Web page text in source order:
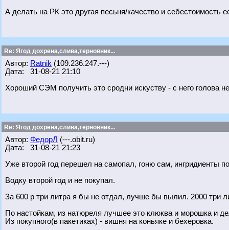
А делать на РК это другая песьня/качество и себестоимость
Re: Ягод дохрена,слива,терновник...
Автор: Ratnik (109.236.247.---)
Дата: 31-08-21 21:10
Хороший СЭМ получить это сродни искуству - с него голова
Re: Ягод дохрена,слива,терновник...
Автор: ФедорЛ (---.obit.ru)
Дата: 31-08-21 21:23
Уже второй год перешел на самопал, гоню сам, ингридиенты
Водку второй год и не покупал.
За 600 р три литра я бы не отдал, лучше бы вылил. 2000 три
По настойкам, из натюреля лучшее это клюква и морошка и
Из покупного(в пакетиках) - вишня на коньяке и бехеровка.